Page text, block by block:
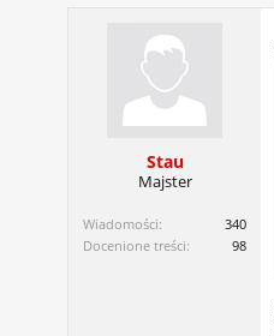
Stau
Majster
Wiadomości:
340
Docenione treści:
98